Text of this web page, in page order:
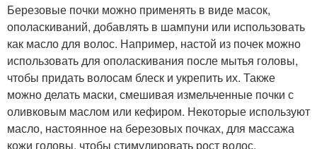
Березовые почки можно применять в виде масок,
ополаскиваний, добавлять в шампуни или использовать
как масло для волос. Например, настой из почек можно
использовать для ополаскивания после мытья головы,
чтобы придать волосам блеск и укрепить их. Также
можно делать маски, смешивая измельченные почки с
оливковым маслом или кефиром. Некоторые используют
масло, настоянное на березовых почках, для массажа
кожи головы, чтобы стимулировать рост волос.